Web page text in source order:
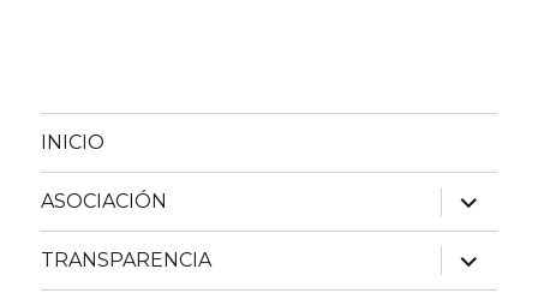
INICIO
ASOCIACIÓN
expande
el
menú
inferior
TRANSPARENCIA
expande
el